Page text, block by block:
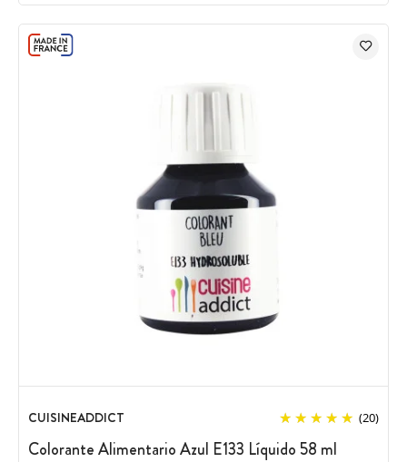
CUISINEADDICT (20)
Colorante Alimentario Azul E133 Líquido 58 ml